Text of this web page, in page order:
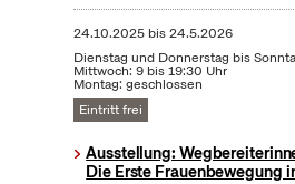
24.10.2025bis24.5.2026
Dienstag und Donnerstag bis
Mittwoch: 9 bis 19:30 Uhr
Montag: geschlossen
Eintritt frei
Ausstellung:
Die Erste Frauenbewegung